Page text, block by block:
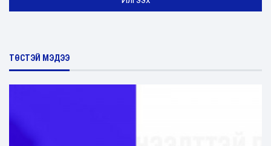
ТӨСТЭЙ МЭДЭЭ